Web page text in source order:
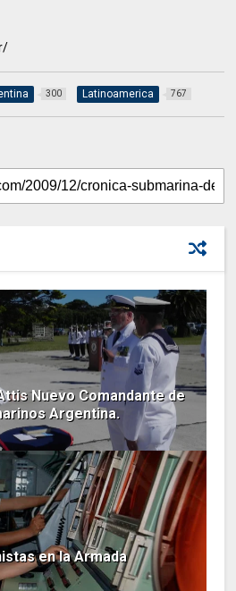
300 Latinoamerica 767
Nuevo Comandante de
Argentina.
en la Armada